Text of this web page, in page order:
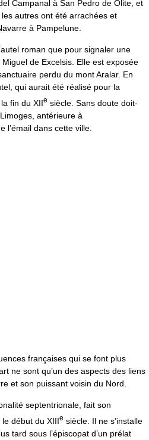
Campanal à San Pedro de Olite, et
les autres ont été arrachées et
à Pampelune.
roman que pour signaler une
de Excelsis. Elle est exposée
perdu du mont Aralar. En
qui aurait été réalisé pour la
fin du XIIe siècle. Sans doute doit-
antérieure à
l’émail dans cette ville.
françaises qui se font plus
ne sont qu’un des aspects des liens
et son puissant voisin du Nord.
septentrionale, fait son
début du XIIIe siècle. Il ne s’installe
tard sous l’épiscopat d’un prélat